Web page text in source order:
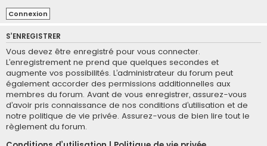
S’ENREGISTRER
Vous devez être enregistré pour vous connecter.
L’enregistrement ne prend que quelques secondes et
augmente vos possibilités. L’administrateur du forum peut
également accorder des permissions additionnelles aux
membres du forum. Avant de vous enregistrer, assurez-vous
d’avoir pris connaissance de nos conditions d’utilisation et de
notre politique de vie privée. Assurez-vous de bien lire tout le
règlement du forum.